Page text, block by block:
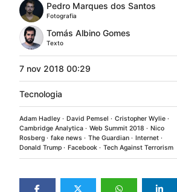
Pedro Marques dos Santos
Fotografia
Tomás Albino Gomes
Texto
7 nov 2018 00:29
Tecnologia
Adam Hadley David Pemsel
Cristopher Wylie
Cambridge Analytica
Web Summit 2018
Nico
Rosberg
fake news The Guardian
Internet
Donald Trump
Facebook Tech Against Terrorism